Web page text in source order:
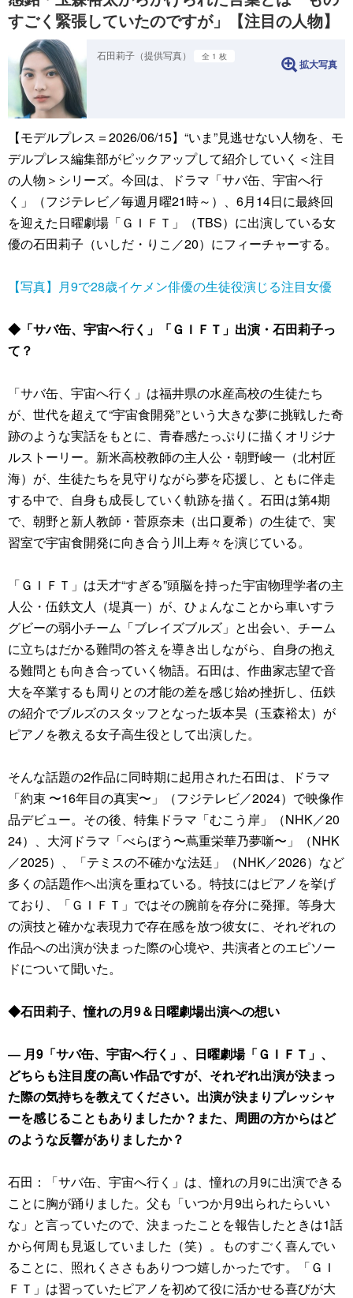
すごく緊張していたのですが」【注目の人物】
石田莉子（提供写真） 全 1 枚
拡大写真
【モデルプレス＝2026/06/15】“いま”見逃せない人物を、モ
デルプレス編集部がピックアップして紹介していく＜注目
の人物＞シリーズ。今回は、ドラマ「サバ缶、宇宙へ行
く」（フジテレビ／毎週月曜21時～）、6月14日に最終回
を迎えた日曜劇場「ＧＩＦＴ」（TBS）に出演している女
優の石田莉子（いしだ・りこ／20）にフィーチャーする。
【写真】月9で28歳イケメン俳優の生徒役演じる注目女優
◆「サバ缶、宇宙へ行く」「ＧＩＦＴ」出演・石田莉子っ
て？
「サバ缶、宇宙へ行く」は福井県の水産高校の生徒たち
が、世代を超えて“宇宙食開発”という大きな夢に挑戦した奇
跡のような実話をもとに、青春感たっぷりに描くオリジナ
ルストーリー。新米高校教師の主人公・朝野峻一（北村匠
海）が、生徒たちを見守りながら夢を応援し、ともに伴走
する中で、自身も成長していく軌跡を描く。石田は第4期
で、朝野と新人教師・菅原奈未（出口夏希）の生徒で、実
習室で宇宙食開発に向き合う川上寿々を演じている。
「ＧＩＦＴ」は天才“すぎる”頭脳を持った宇宙物理学者の主
人公・伍鉄文人（堤真一）が、ひょんなことから車いすラ
グビーの弱小チーム「ブレイズブルズ」と出会い、チーム
に立ちはだかる難問の答えを導き出しながら、自身の抱え
る難問とも向き合っていく物語。石田は、作曲家志望で音
大を卒業するも周りとの才能の差を感じ始め挫折し、伍鉄
の紹介でブルズのスタッフとなった坂本昊（玉森裕太）が
ピアノを教える女子高生役として出演した。
そんな話題の2作品に同時期に起用された石田は、ドラマ
「約束 〜16年目の真実〜」（フジテレビ／2024）で映像作
品デビュー。その後、特集ドラマ「むこう岸」（NHK／20
24）、大河ドラマ「べらぼう〜蔦重栄華乃夢噺〜」（NHK
／2025）、「テミスの不確かな法廷」（NHK／2026）など
多くの話題作へ出演を重ねている。特技にはピアノを挙げ
ており、「ＧＩＦＴ」ではその腕前を存分に発揮。等身大
の演技と確かな表現力で存在感を放つ彼女に、それぞれの
作品への出演が決まった際の心境や、共演者とのエピソー
ドについて聞いた。
◆石田莉子、憧れの月9＆日曜劇場出演への想い
― 月9「サバ缶、宇宙へ行く」、日曜劇場「ＧＩＦＴ」、
どちらも注目度の高い作品ですが、それぞれ出演が決まっ
た際の気持ちを教えてください。出演が決まりプレッシャ
ーを感じることもありましたか？また、周囲の方からはど
のような反響がありましたか？
石田：「サバ缶、宇宙へ行く」は、憧れの月9に出演できる
ことに胸が踊りました。父も「いつか月9出られたらいい
な」と言っていたので、決まったことを報告したときは1話
から何周も見返していました（笑）。ものすごく喜んでい
ることに、照れくささもありつつ嬉しかったです。「ＧＩ
ＦＴ」は習っていたピアノを初めて役に活かせる喜びが大